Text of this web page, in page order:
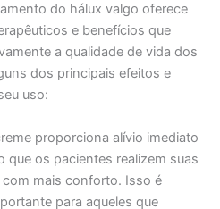
do hálux valgo oferece
e benefícios que
a qualidade de vida dos
dos principais efeitos e
uso:
proporciona alívio imediato
que os pacientes realizem suas
mais conforto. Isso é
para aqueles que